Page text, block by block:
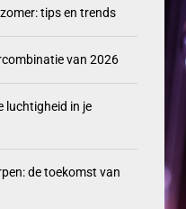
Mintgroen en
Zwevende
Zomervibes met
tips en trends
van 2026
luchtigheid in je
de toekomst van